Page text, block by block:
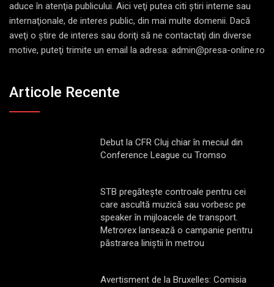
aduce în atenţia publicului. Aici veţi putea citi ştiri interne sau
internaţionale, de interes public, din mai multe domenii. Dacă
aveţi o ştire de interes sau doriţi să ne contactaţi din diverse
motive, puteţi trimite un email la adresa: admin@presa-online.ro
Articole Recente
Debut la CFR Cluj chiar în meciul din
Conference League cu Tromso
STB pregătește controale pentru cei
care ascultă muzică sau vorbesc pe
speaker în mijloacele de transport.
Metrorex lansează o campanie pentru
păstrarea liniștii în metrou
Avertisment de la Bruxelles: Comisia